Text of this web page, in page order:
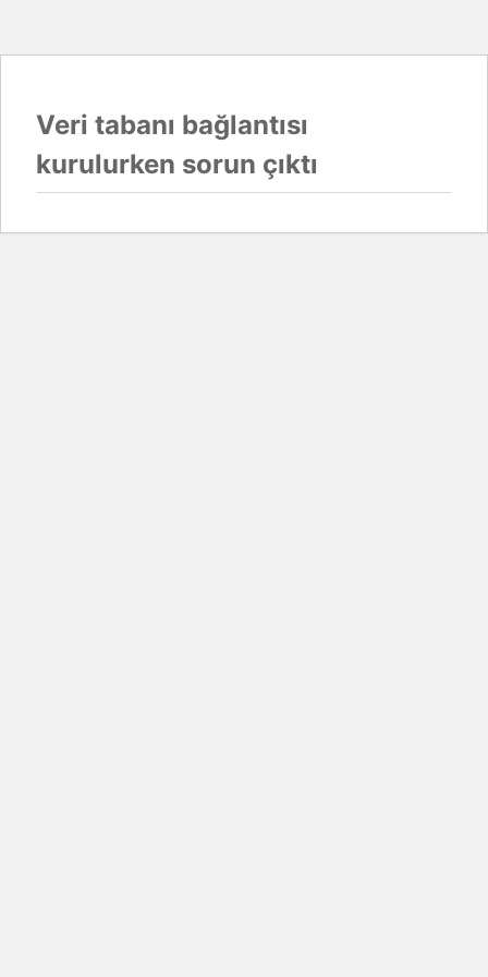
Veri tabanı bağlantısı
kurulurken sorun çıktı